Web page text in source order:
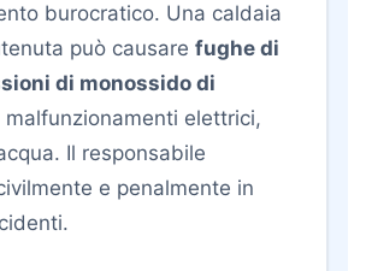
burocratico. Una caldaia
può causare fughe di
di monossido di
malfunzionamenti elettrici,
Il responsabile
e penalmente in